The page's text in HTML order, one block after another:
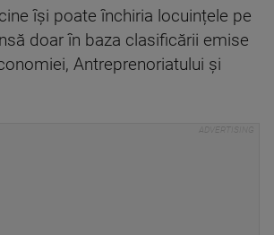
își poate închiria locuințele pe
doar în baza clasificării emise
Antreprenoriatului și